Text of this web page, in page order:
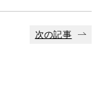
次の記事